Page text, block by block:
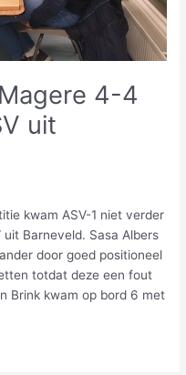
4-4
uit
kwam ASV-1 niet verder
Barneveld. Sasa Albers
door goed positioneel
totdat deze een fout
Brink kwam op bord 6 met